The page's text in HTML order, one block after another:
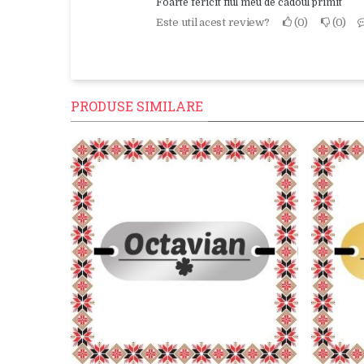
Foarte fericit fiul meu de cadoul primit
Este util acest review? 0 0
PRODUSE SIMILARE